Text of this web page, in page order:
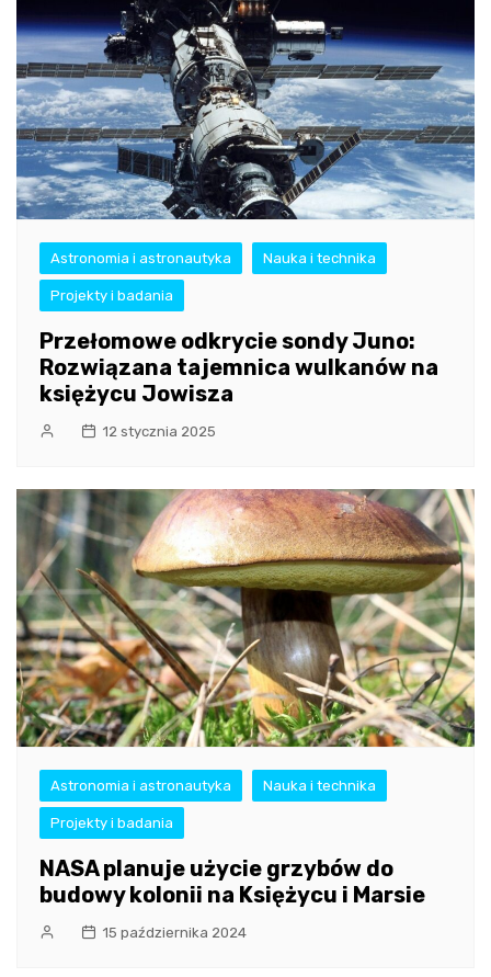
Astronomia i astronautyka Nauka i technika
Projekty i badania
Przełomowe odkrycie sondy Juno:
Rozwiązana tajemnica wulkanów na
księżycu Jowisza
12 stycznia 2025
Astronomia i astronautyka Nauka i technika
Projekty i badania
NASA planuje użycie grzybów do
budowy kolonii na Księżycu i Marsie
15 października 2024